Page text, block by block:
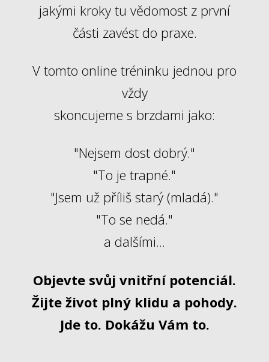
jakými kroky tu vědomost z první
části zavést do praxe.
V tomto online tréninku jednou pro
vždy
skoncujeme s brzdami jako:
"Nejsem dost dobrý."
"To je trapné."
"Jsem už příliš starý (mladá)."
"To se nedá."
a dalšími...
Objevte svůj vnitřní potenciál.
Žijte život plný klidu a pohody.
Jde to. Dokážu Vám to.